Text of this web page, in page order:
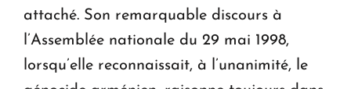
attaché. Son remarquable discours à
l’Assemblée nationale du 29 mai 1998,
lorsqu’elle reconnaissait, à l’unanimité, le